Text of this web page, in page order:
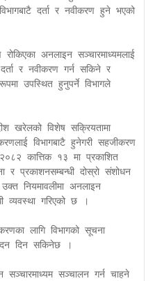
दर्ता र नवीकरण हुने भएको
अनलाइन सञ्चारमाध्यमलाई
र नवीकरण गर्न सकिने र
उपस्थित हुनुपर्ने विभागले
खरेलको विशेष सक्रियतामा
विभागबाटै हुनेगरी सहजीकरण
कात्तिक १३ मा प्रकाशित
र प्रकाशनसम्बन्धी दोस्रो संशोधन
नियमावलीमा अनलाइन
व्यवस्था गरिएको छ ।
लागि विभागको सूचना
दिन सकिनेछ ।
सञ्चालन गर्न चाहने